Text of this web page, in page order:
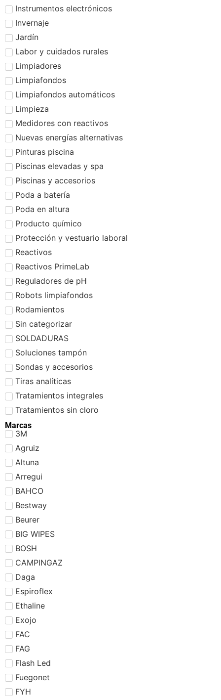
Instrumentos electrónicos
Invernaje
Jardín
Labor y cuidados rurales
Limpiadores
Limpiafondos
Limpiafondos automáticos
Limpieza
Medidores con reactivos
Nuevas energías alternativas
Pinturas piscina
Piscinas elevadas y spa
Piscinas y accesorios
Poda a batería
Poda en altura
Producto químico
Protección y vestuario laboral
Reactivos
Reactivos PrimeLab
Reguladores de pH
Robots limpiafondos
Rodamientos
Sin categorizar
SOLDADURAS
Soluciones tampón
Sondas y accesorios
Tiras analíticas
Tratamientos integrales
Tratamientos sin cloro
Marcas
3M
Agruiz
Altuna
Arregui
BAHCO
Bestway
Beurer
BIG WIPES
BOSH
CAMPINGAZ
Daga
Espiroflex
Ethaline
Exojo
FAC
FAG
Flash Led
Fuegonet
FYH